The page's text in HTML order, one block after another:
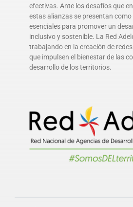
efectivas. Ante los desafíos que
estas alianzas se presentan
esenciales para promover un
inclusivo y sostenible. La Red
trabajando en la creación de
que impulsen el bienestar de las
desarrollo de los territorios.